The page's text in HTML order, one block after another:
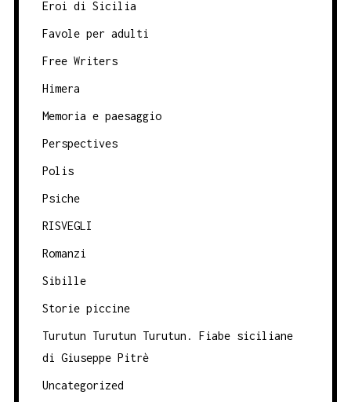
Eroi di Sicilia
Favole per adulti
Free Writers
Himera
Memoria e paesaggio
Perspectives
Polis
Psiche
RISVEGLI
Romanzi
Sibille
Storie piccine
Turutun Turutun Turutun. Fiabe siciliane
di Giuseppe Pitrè
Uncategorized